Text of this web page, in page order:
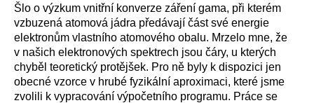
Šlo o výzkum vnitřní konverze záření gama, při kterém
vzbuzená atomová jádra předávají část své energie
elektronům vlastního atomového obalu. Mrzelo mne, že
v našich elektronových spektrech jsou čáry, u kterých
chyběl teoretický protějšek. Pro ně byly k dispozici jen
obecné vzorce v hrubé fyzikální aproximaci, které jsme
zvolili k vypracování výpočetního programu. Práce se